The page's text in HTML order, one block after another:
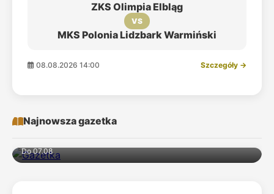
ZKS Olimpia Elbląg
VS
MKS Polonia Lidzbark Warmiński
08.08.2026 14:00 Szczegóły →
Najnowsza gazetka
Do 07.08